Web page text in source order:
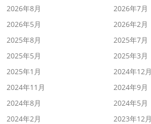
2026年8月
2026年7月
2026年5月
2026年2月
2025年8月
2025年7月
2025年5月
2025年3月
2025年1月
2024年12月
2024年11月
2024年9月
2024年8月
2024年5月
2024年2月
2023年12月